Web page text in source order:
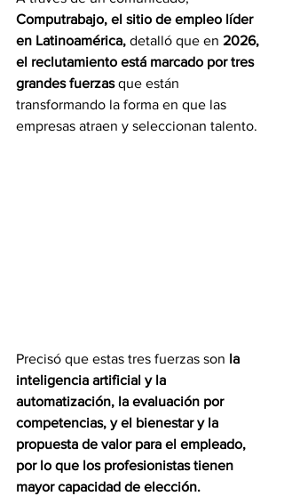
Computrabajo, el sitio de empleo líder
en Latinoamérica, detalló que en 2026,
el reclutamiento está marcado por tres
grandes fuerzas que están
transformando la forma en que las
empresas atraen y seleccionan talento.
Precisó que estas tres fuerzas son la
inteligencia artificial y la
automatización, la evaluación por
competencias, y el bienestar y la
propuesta de valor para el empleado,
por lo que los profesionistas tienen
mayor capacidad de elección.